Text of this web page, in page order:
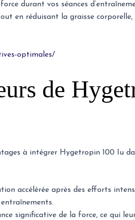
durant vos séances
en réduisant la graisse
optimales/
de
à intégrer Hygetropin 100 Iu
accélérée après des efforts
significative de la force, ce qui